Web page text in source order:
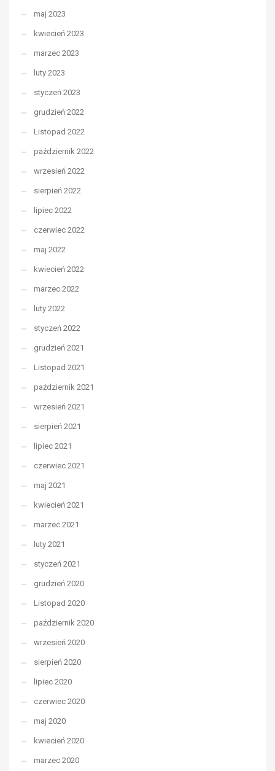
maj 2023
kwiecień 2023
marzec 2023
luty 2023
styczeń 2023
grudzień 2022
Listopad 2022
październik 2022
wrzesień 2022
sierpień 2022
lipiec 2022
czerwiec 2022
maj 2022
kwiecień 2022
marzec 2022
luty 2022
styczeń 2022
grudzień 2021
Listopad 2021
październik 2021
wrzesień 2021
sierpień 2021
lipiec 2021
czerwiec 2021
maj 2021
kwiecień 2021
marzec 2021
luty 2021
styczeń 2021
grudzień 2020
Listopad 2020
październik 2020
wrzesień 2020
sierpień 2020
lipiec 2020
czerwiec 2020
maj 2020
kwiecień 2020
marzec 2020